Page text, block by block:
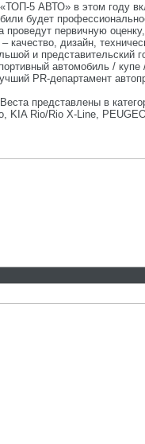
5 АВТО» в этом году
будет
проведут первичную
качество, дизайн,
и представительский
автомобиль /
PR-департамент
представлены в
KIA Rio/Rio X-Line,